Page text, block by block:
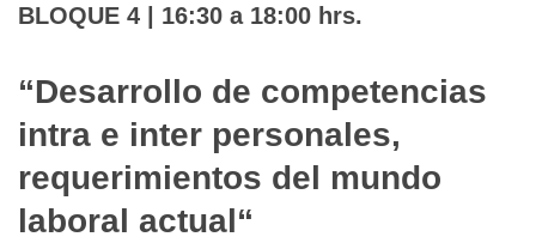
BLOQUE 4 | 16:30 a 18:00 hrs.
“Desarrollo de competencias
intra e inter personales,
requerimientos del mundo
laboral actual“